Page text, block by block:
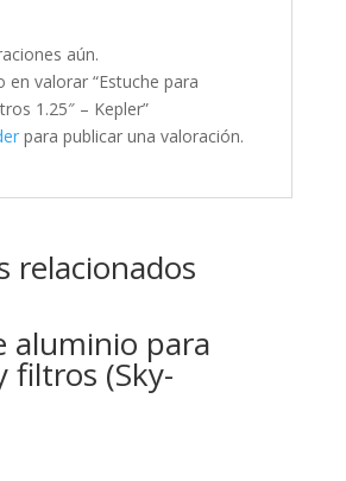
aún.
en valorar “Estuche para
1.25″ – Kepler”
para publicar una valoración.
relacionados
aluminio para
filtros (Sky-